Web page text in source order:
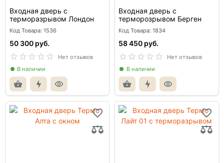
Входная дверь с
терморазрывом Лондон
Код Товара: 1536
50 300 руб.
Нет отзывов
В наличии
Входная дверь с
терморозрывом Берген
Код Товара: 1834
58 450 руб.
Нет отзывов
В наличии